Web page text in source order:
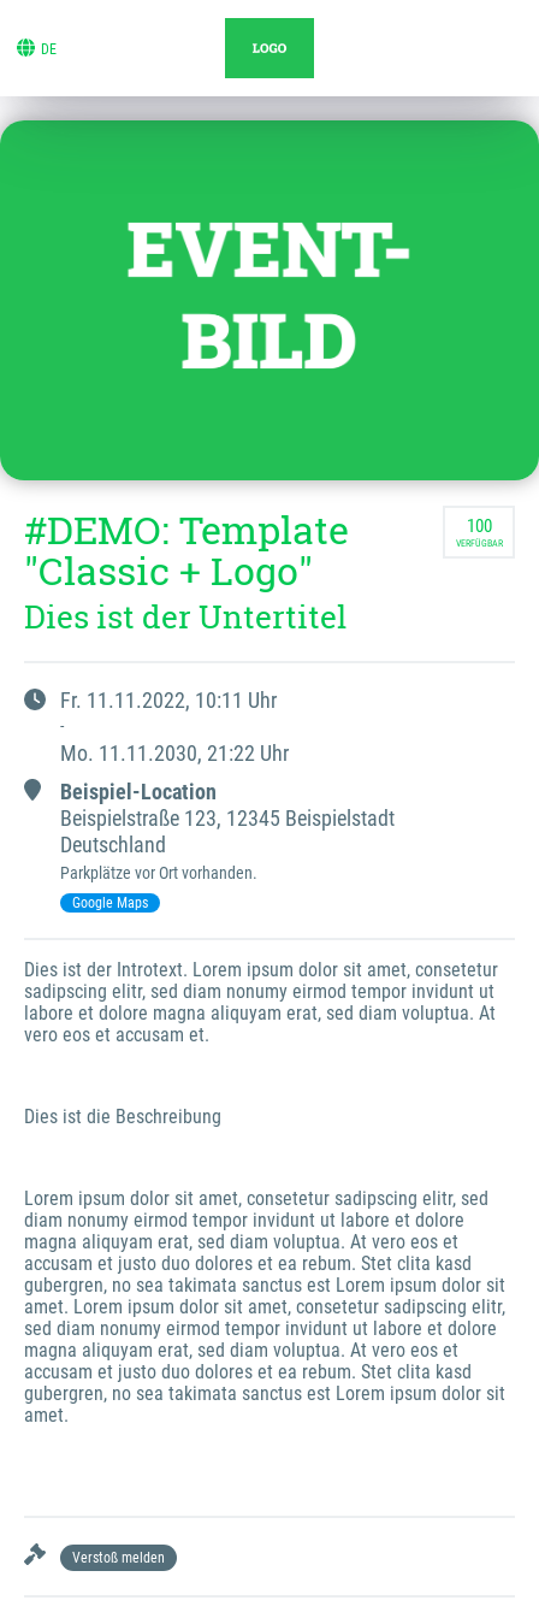
DE
#DEMO: Template
"Classic + Logo"
Dies ist der Untertitel
100
VERFÜGBAR
Fr. 11.11.2022, 10:11 Uhr
-
Mo. 11.11.2030, 21:22 Uhr
Beispiel-Location
Beispielstraße 123, 12345 Beispielstadt
Deutschland
Parkplätze vor Ort vorhanden.
Google Maps
Dies ist der Introtext. Lorem ipsum dolor sit amet, consetetur
sadipscing elitr, sed diam nonumy eirmod tempor invidunt ut
labore et dolore magna aliquyam erat, sed diam voluptua. At
vero eos et accusam et.
Dies ist die Beschreibung
Lorem ipsum dolor sit amet, consetetur sadipscing elitr, sed
diam nonumy eirmod tempor invidunt ut labore et dolore
magna aliquyam erat, sed diam voluptua. At vero eos et
accusam et justo duo dolores et ea rebum. Stet clita kasd
gubergren, no sea takimata sanctus est Lorem ipsum dolor sit
amet. Lorem ipsum dolor sit amet, consetetur sadipscing elitr,
sed diam nonumy eirmod tempor invidunt ut labore et dolore
magna aliquyam erat, sed diam voluptua. At vero eos et
accusam et justo duo dolores et ea rebum. Stet clita kasd
gubergren, no sea takimata sanctus est Lorem ipsum dolor sit
amet.
Verstoß melden